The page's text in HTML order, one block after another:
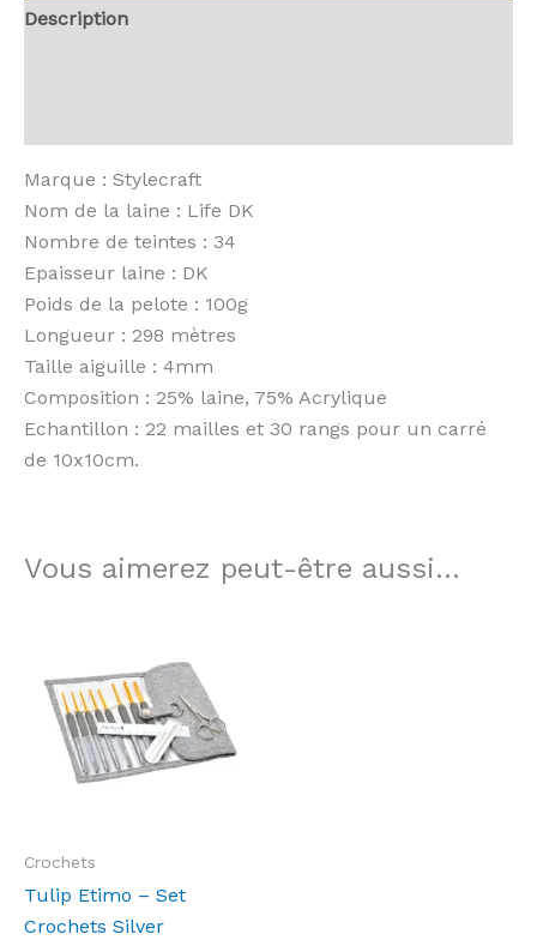
2445
Description
Marque : Stylecraft
Nom de la laine : Life DK
Nombre de teintes : 34
Epaisseur laine : DK
Poids de la pelote : 100g
Longueur : 298 mètres
Taille aiguille : 4mm
Composition : 25% laine, 75% Acrylique
Echantillon : 22 mailles et 30 rangs pour un carré
de 10x10cm.
Vous aimerez peut-être aussi…
Crochets
Tulip Etimo – Set
Crochets Silver